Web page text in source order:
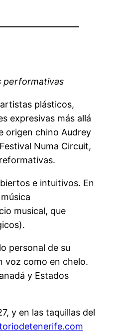
performativas
plásticos,
expresivas más allá
origen chino Audrey
Numa Circuit,
e intuitivos. En
musical, que
personal de su
voz como en chelo.
y Estados
y en las taquillas del